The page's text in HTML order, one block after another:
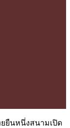
ยยืนหนึ่งสนามเปิด